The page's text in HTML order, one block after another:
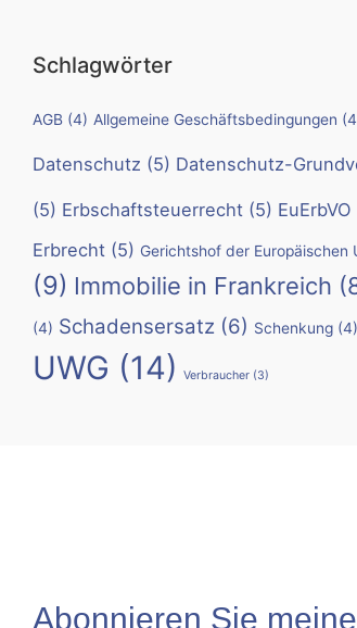
Schlagwörter
AGB (4) Allgemeine Geschäftsbedingungen
Datenschutz (5) Datenschutz-
(5) Erbschaftsteuerrecht (5) EuErbVO
Erbrecht (5) Gerichtshof der Europäischen
(9) Immobilie in Frankreich
(4) Schadensersatz (6) Schenkung (4)
UWG (14) Verbraucher (3)
Abonnieren Sie